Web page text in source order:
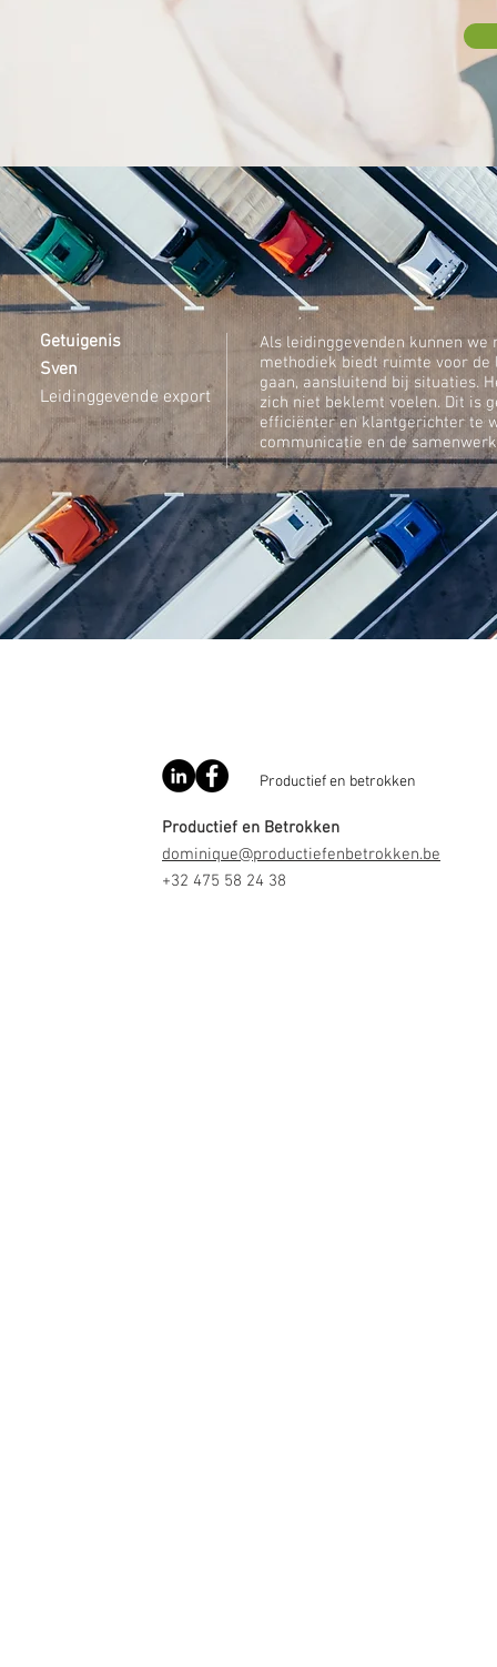
Getuigenis
Sven
Leidinggevende export
Als leidinggevenden kunnen
methodiek biedt ruimte voor
gaan, aansluitend bij situaties.
zich niet beklemt voelen. Dit is
efficiënter en klantgerichter te
communicatie en de
Productief en betrokken
Productief en Betrokken
dominique@productiefenbetrokken.be
+32 475 58 24 38